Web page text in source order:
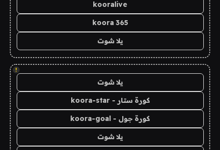
kooralive
koora 365
يلا شوت
!
يلا شوت
كورة ستار - koora-star
كورة جول - koora-goal
يلا شوت